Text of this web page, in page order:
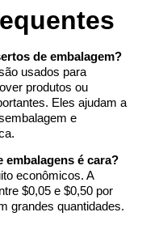
de embalagem?
usados para
produtos ou
Eles ajudam a
e
embalagens é cara?
econômicos. A
$0,05 e $0,50 por
grandes quantidades.